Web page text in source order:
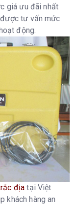
giá ưu đãi nhất
tư vấn mức
động.
địa tại Việt
khách hàng an